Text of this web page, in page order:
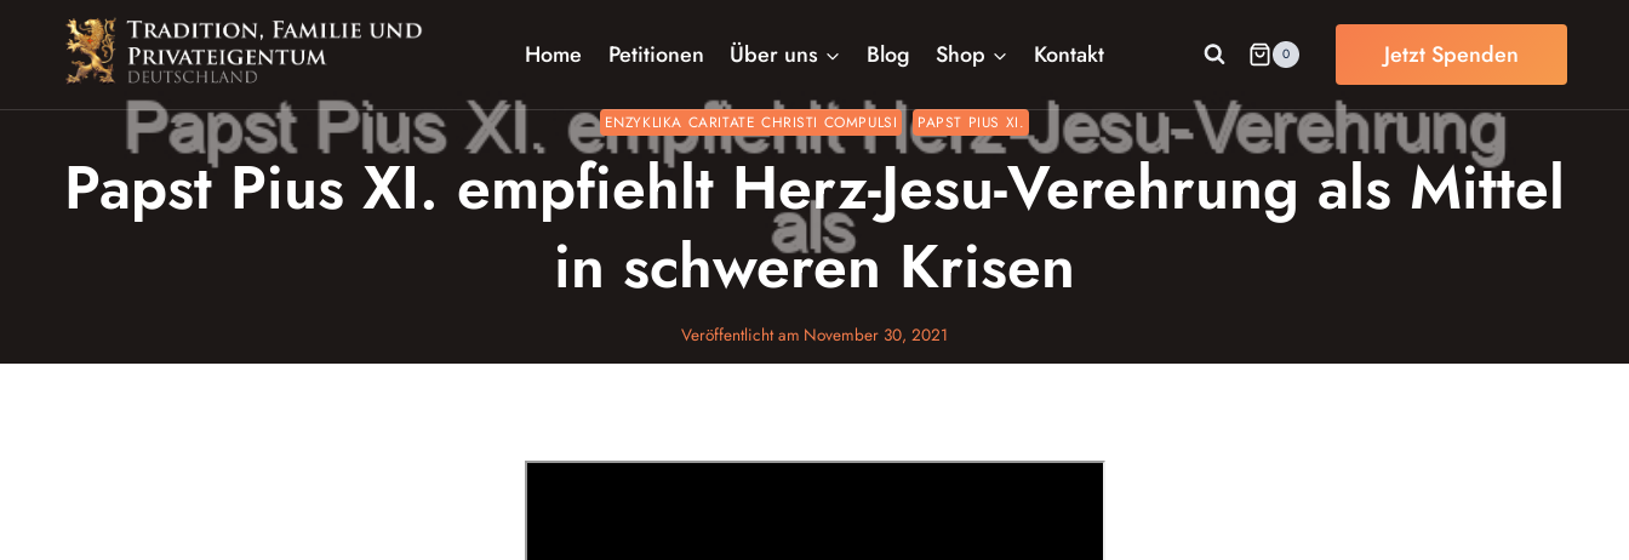
springen
Home Petitionen Über uns Blog Shop Kontakt 0 Jetzt Spenden
ENZYKLIKA CARITATE CHRISTI COMPULSI PAPST PIUS XI.
Papst Pius XI. empfiehlt Herz-Jesu-Verehrung als Mittel
in schweren Krisen
Veröffentlicht am November 30, 2021